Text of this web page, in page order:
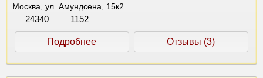
Москва, ул. Амундсена, 15к2
24340 1152
Подробнее Отзывы (3)